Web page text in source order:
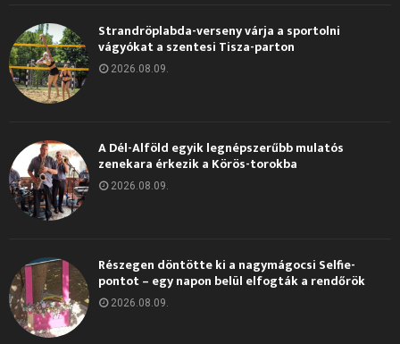
Strandröplabda-verseny várja a sportolni
vágyókat a szentesi Tisza-parton
2026.08.09.
A Dél-Alföld egyik legnépszerűbb mulatós
zenekara érkezik a Körös-torokba
2026.08.09.
Részegen döntötte ki a nagymágocsi Selfie-
pontot – egy napon belül elfogták a rendőrök
2026.08.09.